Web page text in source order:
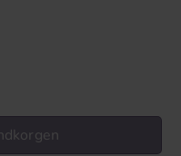
knapparna för att öka eller